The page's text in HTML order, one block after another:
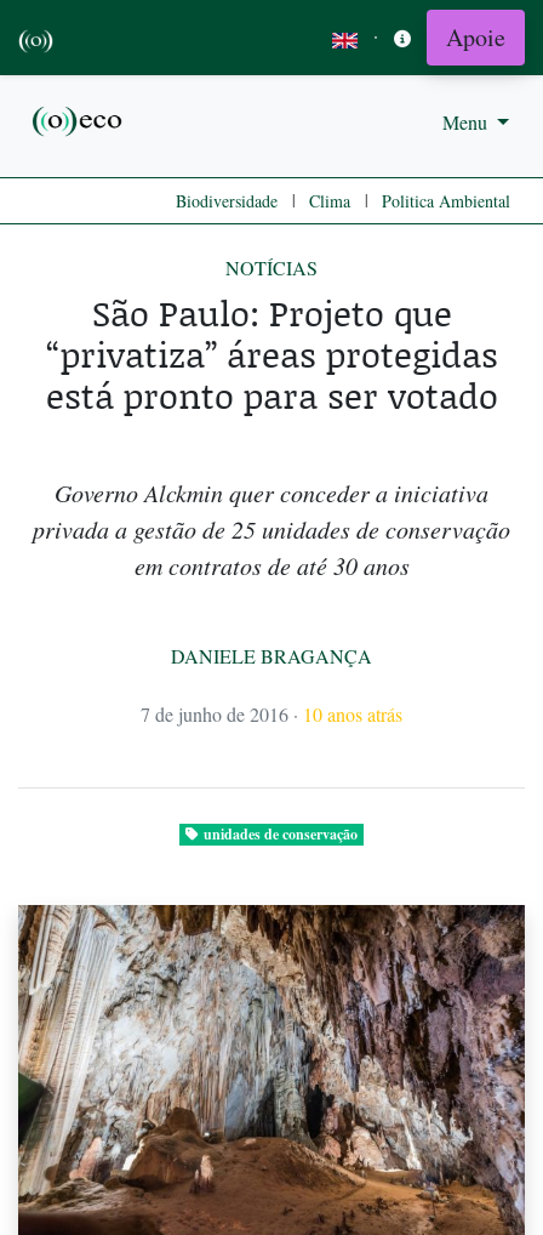
· Apoie
Menu
Biodiversidade | Clima | Politica Ambiental
NOTÍCIAS
São Paulo: Projeto que
“privatiza” áreas protegidas
está pronto para ser votado
Governo Alckmin quer conceder a iniciativa
privada a gestão de 25 unidades de conservação
em contratos de até 30 anos
DANIELE BRAGANÇA
7 de junho de 2016 · 10 anos atrás
unidades de conservação